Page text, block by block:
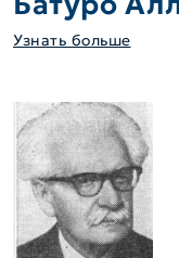
Узнать больше